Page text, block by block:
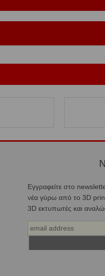
Εγγραφείτε στο
νέα γύρω από το 3D
3D εκτυπωτές και